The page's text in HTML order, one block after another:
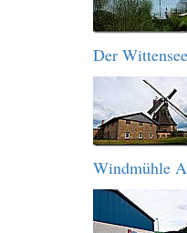
Der Wittensee
Windmühle